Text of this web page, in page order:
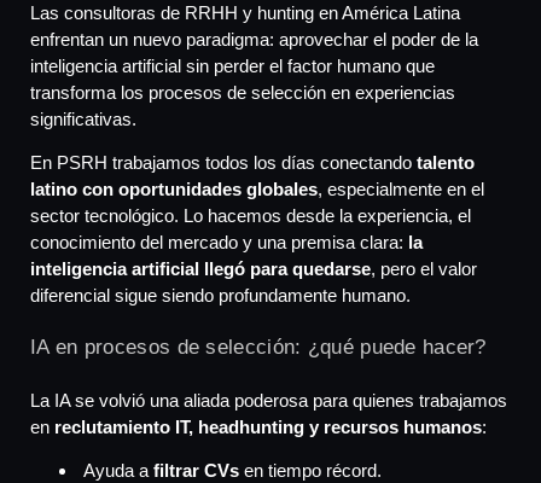
Las consultoras de RRHH y hunting en América Latina
enfrentan un nuevo paradigma: aprovechar el poder de la
inteligencia artificial sin perder el factor humano que
transforma los procesos de selección en experiencias
significativas.
En PSRH trabajamos todos los días conectando talento
latino con oportunidades globales, especialmente en el
sector tecnológico. Lo hacemos desde la experiencia, el
conocimiento del mercado y una premisa clara: la
inteligencia artificial llegó para quedarse, pero el valor
diferencial sigue siendo profundamente humano.
IA en procesos de selección: ¿qué puede hacer?
La IA se volvió una aliada poderosa para quienes trabajamos
en reclutamiento IT, headhunting y recursos humanos:
Ayuda a filtrar CVs en tiempo récord.